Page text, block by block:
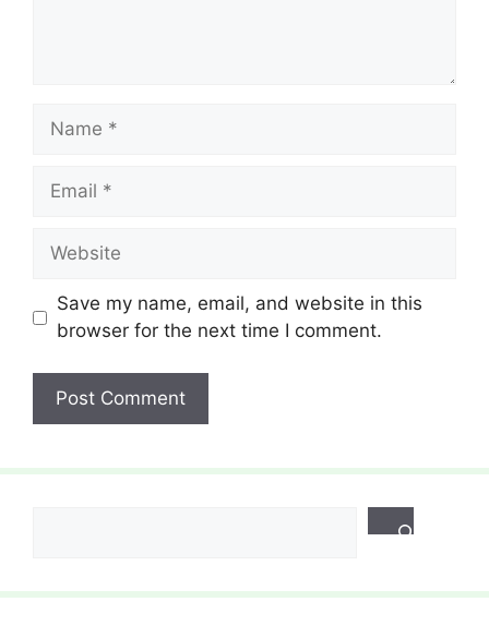
Name
Email
Website
Save my name, email, and website in this
browser for the next time I comment.